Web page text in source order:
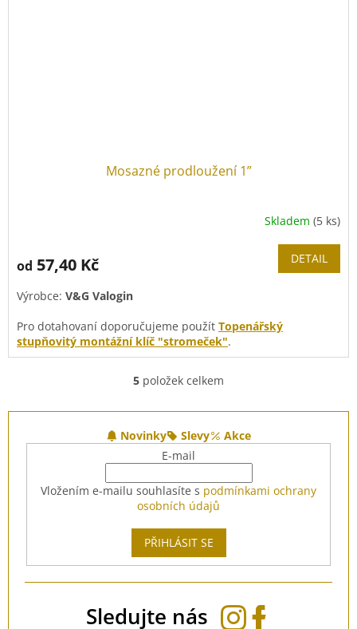
Mosazné prodloužení 1”
Skladem (5 ks)
od 57,40 Kč DETAIL
Výrobce: V&G Valogin
Pro dotahovaní doporučujeme použít Topenářský
stupňovitý montážní klíč "stromeček".
O
l
á
d
a
c
í
p
v
k
y
v
p
5 položek celkem
Novinky Slevy
Akce
E-mail
Vložením e-mailu souhlasíte s podmínkami ochrany
osobních údajů
PŘIHLÁSIT SE
Sledujte nás